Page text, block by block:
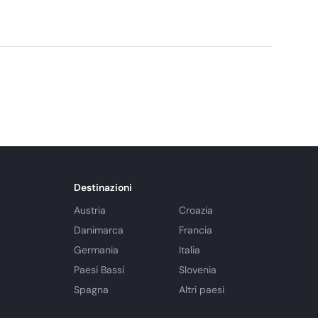
Destinazioni
Austria
Croazia
Danimarca
Francia
Germania
Italia
Paesi Bassi
Slovenia
Spagna
Altri paesi